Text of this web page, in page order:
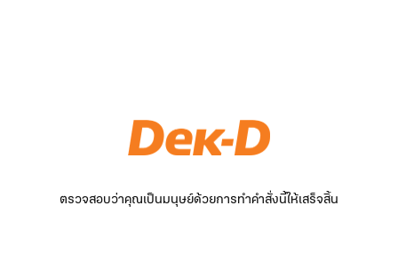
ตรวจสอบว่าคุณเป็นมนุษย์ด้วยการทำคำสั่งนี้ให้เสร็จสิ้น